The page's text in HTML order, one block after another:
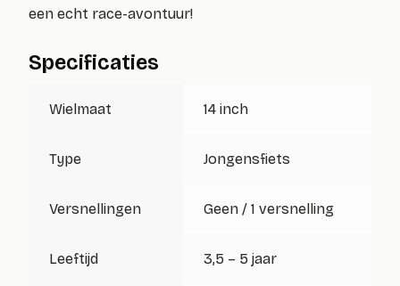
een echt race-avontuur!
Specificaties
Wielmaat 14 inch
Type Jongensfiets
Versnellingen Geen / 1 versnelling
Leeftijd 3,5 – 5 jaar